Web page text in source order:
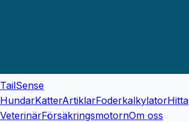
TailSense
HundarKatterArtiklarFoderkalkylatorHitta
VeterinärFörsäkringsmotornOm oss